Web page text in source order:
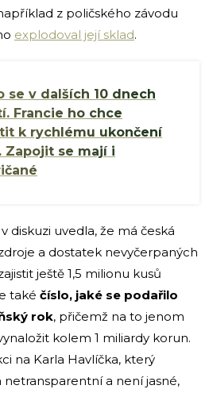
z poličského závodu
explodoval její sklad.
se v dalších 10 dnech
Francie ho chce
k rychlému ukončení
Zapojit se mají i
diskuzi uvedla, že má česká
a dostatek nevyčerpaných
ještě 1,5 milionu kusů
také číslo, jaké se podařilo
rok, přičemž na to jenom
kolem 1 miliardy korun.
na Karla Havlíčka, který
netransparentní a není jasné,